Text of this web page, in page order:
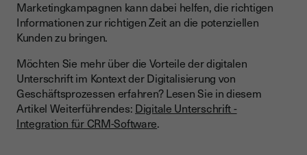
Marketingkampagnen kann dabei helfen, die richtigen
Informationen zur richtigen Zeit an die potenziellen
Kunden zu bringen.
Möchten Sie mehr über die Vorteile der digitalen
Unterschrift im Kontext der Digitalisierung von
Geschäftsprozessen erfahren? Lesen Sie in diesem
Artikel Weiterführendes: Digitale Unterschrift -
Integration für CRM-Software.